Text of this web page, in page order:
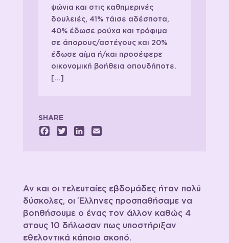
ψώνια και στις καθημερινές
δουλειές, 41% τάισε αδέσποτα,
40% έδωσε ρούχα και τρόφιμα
σε άπορους/αστέγους και 20%
έδωσε αίμα ή/και προσέφερε
οικονομική βοήθεια οπουδήποτε.
[…]
SHARE
FacebookTwitterLinkedIn
Αν και οι τελευταίες εβδομάδες ήταν πολύ
δύσκολες, οι Έλληνες προσπαθήσαμε να
βοηθήσουμε ο ένας τον άλλον καθώς 4
στους 10 δήλωσαν πως υποστήριξαν
εθελοντικά κάποιο σκοπό.